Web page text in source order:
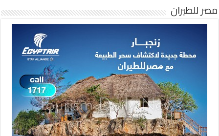
مصر للطيران